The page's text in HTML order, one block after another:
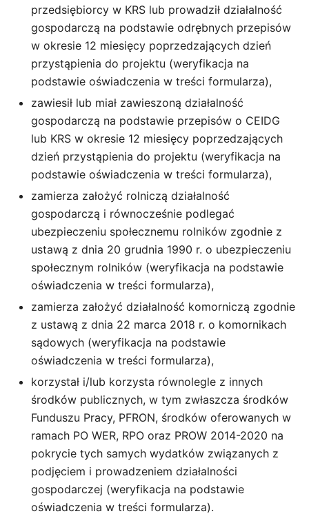
przedsiębiorcy w KRS lub prowadził działalność
gospodarczą na podstawie odrębnych przepisów
w okresie 12 miesięcy poprzedzających dzień
przystąpienia do projektu (weryfikacja na
podstawie oświadczenia w treści formularza),
zawiesił lub miał zawieszoną działalność
gospodarczą na podstawie przepisów o CEIDG
lub KRS w okresie 12 miesięcy poprzedzających
dzień przystąpienia do projektu (weryfikacja na
podstawie oświadczenia w treści formularza),
zamierza założyć rolniczą działalność
gospodarczą i równocześnie podlegać
ubezpieczeniu społecznemu rolników zgodnie z
ustawą z dnia 20 grudnia 1990 r. o ubezpieczeniu
społecznym rolników (weryfikacja na podstawie
oświadczenia w treści formularza),
zamierza założyć działalność komorniczą zgodnie
z ustawą z dnia 22 marca 2018 r. o komornikach
sądowych (weryfikacja na podstawie
oświadczenia w treści formularza),
korzystał i/lub korzysta równolegle z innych
środków publicznych, w tym zwłaszcza środków
Funduszu Pracy, PFRON, środków oferowanych w
ramach PO WER, RPO oraz PROW 2014-2020 na
pokrycie tych samych wydatków związanych z
podjęciem i prowadzeniem działalności
gospodarczej (weryfikacja na podstawie
oświadczenia w treści formularza).